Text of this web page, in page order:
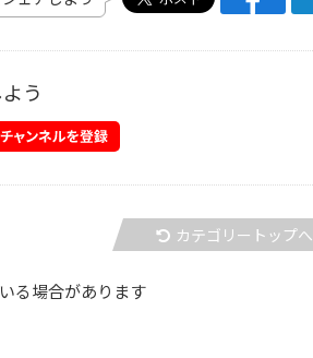
う
カテゴリートップへ
る場合があります